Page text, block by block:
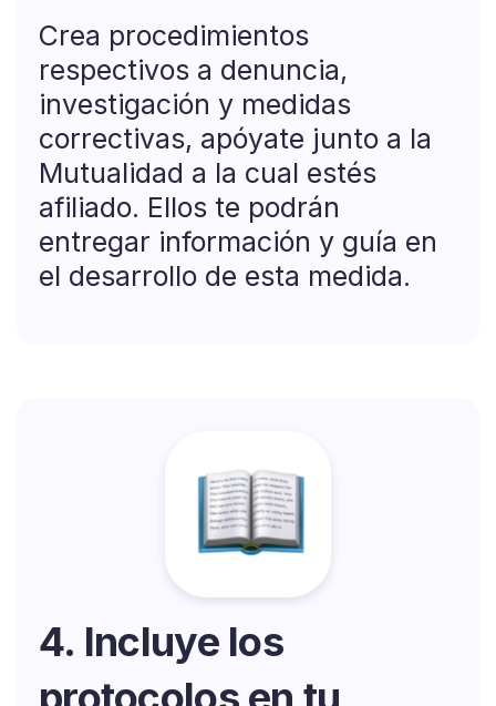
Crea procedimientos
respectivos a denuncia,
investigación y medidas
correctivas, apóyate junto a la
Mutualidad a la cual estés
afiliado. Ellos te podrán
entregar información y guía en
el desarrollo de esta medida.
4. Incluye los